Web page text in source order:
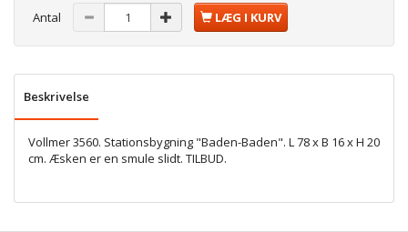
Antal LÆG I KURV
Beskrivelse
Vollmer 3560. Stationsbygning "Baden-Baden". L 78 x B 16 x H 20
cm. Æsken er en smule slidt. TILBUD.